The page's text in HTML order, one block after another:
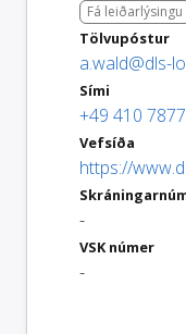
Fá leiðarlýsingu
Tölvupóstur
a.wald@dls-
Sími
+49 410
Vefsíða
https://
-
VSK númer
-